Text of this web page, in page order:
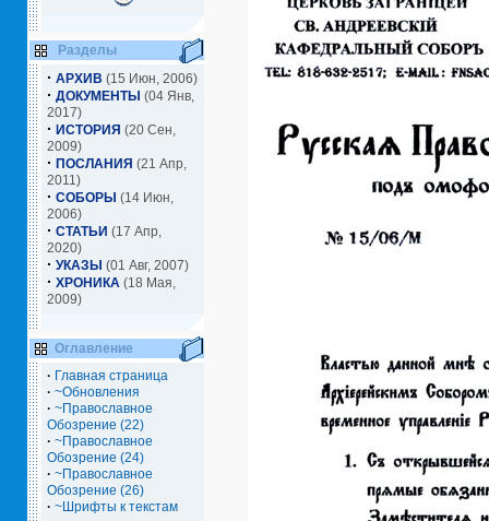
Разделы
· АРХИВ (15 Июн, 2006)
· ДОКУМЕНТЫ (04 Янв,
2017)
· ИСТОРИЯ (20 Сен,
2009)
· ПОСЛАНИЯ (21 Апр,
2011)
· СОБОРЫ (14 Июн,
2006)
· СТАТЬИ (17 Апр,
2020)
· УКАЗЫ (01 Авг, 2007)
· ХРОНИКА (18 Мая,
2009)
Оглавление
· Главная страница
· ~Обновления
· ~Православное
Обозрение (22)
· ~Православное
Обозрение (24)
· ~Православное
Обозрение (26)
· ~Шрифты к текстам